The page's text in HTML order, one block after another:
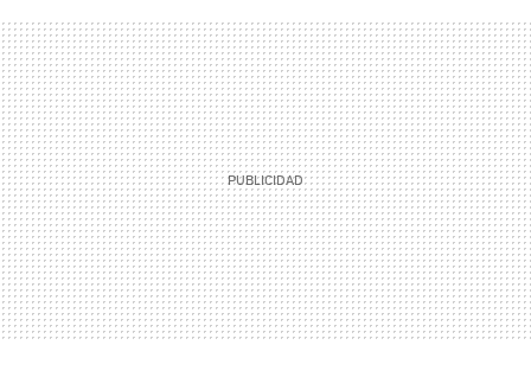
MAIL